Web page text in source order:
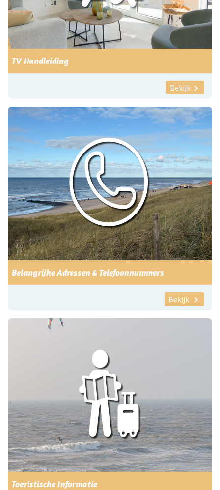
TV Handleiding
Bekijk
Belangrijke Adressen & Telefoonnummers
Bekijk
Toeristische Informatie